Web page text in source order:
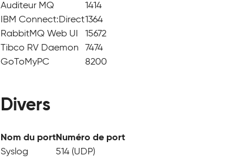
Auditeur MQ
1414
IBM Connect:Direct1364
RabbitMQ Web UI
15672
Tibco RV Daemon
7474
GoToMyPC
8200
Divers
Nom du portNuméro de port
Syslog
514 (UDP)